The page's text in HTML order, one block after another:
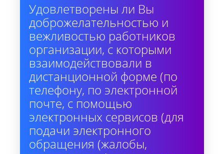
Удовлетворены ли Вы
доброжелательностью и
вежливостью работников
организации, с которыми
взаимодействовали в
дистанционной форме (по
телефону, по электронной
почте, с помощью
электронных сервисов (для
подачи электронного
обращения (жалобы,